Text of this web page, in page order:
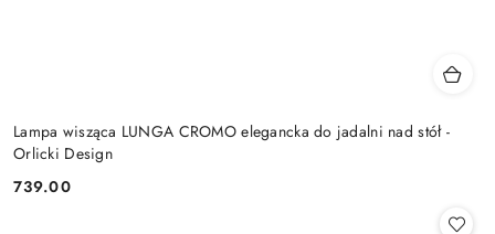
Lampa wisząca LUNGA CROMO elegancka do jadalni nad stół -
Orlicki Design
Cena:
739.00